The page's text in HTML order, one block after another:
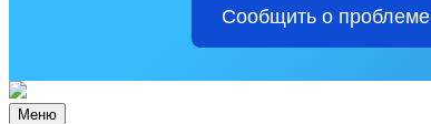
Сообщить о проблеме
Меню